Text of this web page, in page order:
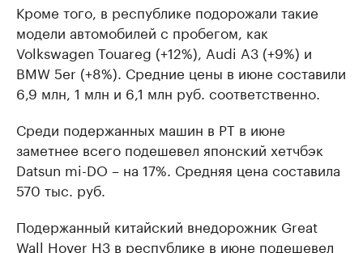
Кроме того, в республике подорожали такие
модели автомобилей с пробегом, как
Volkswagen Touareg (+12%), Audi A3 (+9%) и
BMW 5er (+8%). Средние цены в июне составили
6,9 млн, 1 млн и 6,1 млн руб. соответственно.
Среди подержанных машин в РТ в июне
заметнее всего подешевел японский хетчбэк
Datsun mi-DO – на 17%. Средняя цена составила
570 тыс. руб.
Подержанный китайский внедорожник Great
Wall Hover H3 в республике в июне подешевел